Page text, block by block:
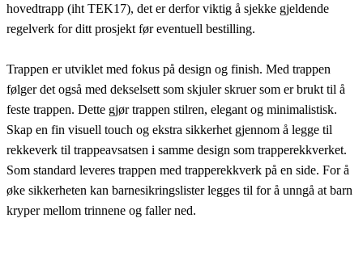
hovedtrapp (iht TEK17), det er derfor viktig å sjekke gjeldende
regelverk for ditt prosjekt før eventuell bestilling.
Trappen er utviklet med fokus på design og finish. Med trappen
følger det også med dekselsett som skjuler skruer som er brukt til å
feste trappen. Dette gjør trappen stilren, elegant og minimalistisk.
Skap en fin visuell touch og ekstra sikkerhet gjennom å legge til
rekkeverk til trappeavsatsen i samme design som trapperekkverket.
Som standard leveres trappen med trapperekkverk på en side. For å
øke sikkerheten kan barnesikringslister legges til for å unngå at barn
kryper mellom trinnene og faller ned.